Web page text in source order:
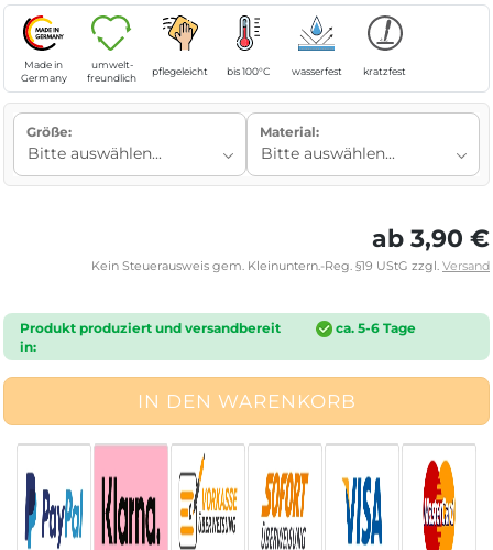
Made in
Germany
umwelt-
freundlich
pflegeleicht bis 100°C wasserfest kratzfest
Größe: Material:
ab 3,90 €
Kein Steuerausweis gem. Kleinuntern.-Reg. §19 UStG zzgl. Versand
Produkt produziert und versandbereit
in:
ca. 5-6 Tage